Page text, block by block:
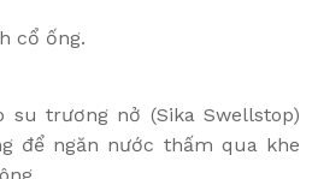
cổ ống.
su trương nở (Sika Swellstop)
để ngăn nước thấm qua khe